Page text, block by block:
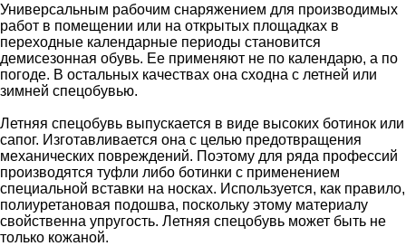
Универсальным рабочим снаряжением для производимых
работ в помещении или на открытых площадках в
переходные календарные периоды становится
демисезонная обувь. Ее применяют не по календарю, а по
погоде. В остальных качествах она сходна с летней или
зимней спецобувью.
Летняя спецобувь выпускается в виде высоких ботинок или
сапог. Изготавливается она с целью предотвращения
механических повреждений. Поэтому для ряда профессий
производятся туфли либо ботинки с применением
специальной вставки на носках. Используется, как правило,
полиуретановая подошва, поскольку этому материалу
свойственна упругость. Летняя спецобувь может быть не
только кожаной.